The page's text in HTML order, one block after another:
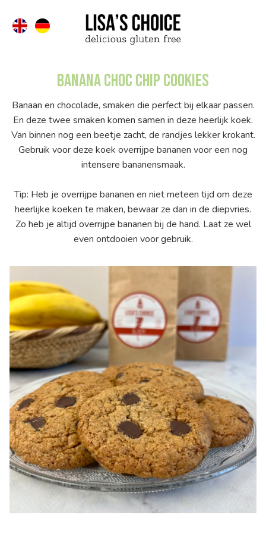
Banana Choc Chip Cookies
Banaan en chocolade, smaken die perfect bij elkaar passen.
En deze twee smaken komen samen in deze heerlijk koek.
Van binnen nog een beetje zacht, de randjes lekker krokant.
Gebruik voor deze koek overrijpe bananen voor een nog
intensere bananensmaak.
Tip: Heb je overrijpe bananen en niet meteen tijd om deze
heerlijke koeken te maken, bewaar ze dan in de diepvries.
Zo heb je altijd overrijpe bananen bij de hand. Laat ze wel
even ontdooien voor gebruik.